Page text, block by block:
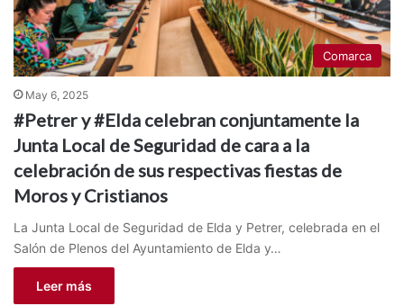
Comarca
May 6, 2025
#Petrer y #Elda celebran conjuntamente la
Junta Local de Seguridad de cara a la
celebración de sus respectivas fiestas de
Moros y Cristianos
La Junta Local de Seguridad de Elda y Petrer, celebrada en el
Salón de Plenos del Ayuntamiento de Elda y…
Leer más